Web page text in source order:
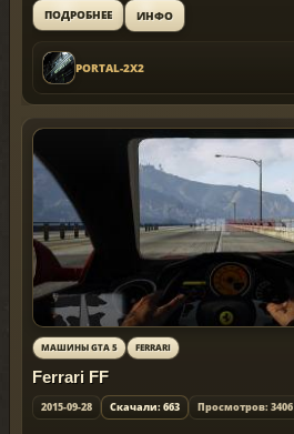
ПОДРОБНЕЕ ИНФО
PORTAL-2X2
МАШИНЫ GTA 5 FERRARI
Ferrari FF
2015-09-28 Скачали: 663 Просмотров: 3406